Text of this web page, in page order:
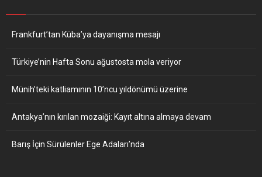
Frankfurt’tan Küba’ya dayanışma mesajı
Türkiye’nin Hafta Sonu ağustosta mola veriyor
Münih’teki katliamının 10’ncu yıldönümü üzerine
Antakya’nın kırılan mozaiği: Kayıt altına almaya devam
Barış İçin Sürülenler Ege Adaları’nda